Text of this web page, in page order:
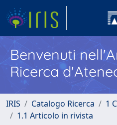
Benvenuti
Ricerca
IRIS Catalogo Ricerca
1
1.1 Articolo in rivista